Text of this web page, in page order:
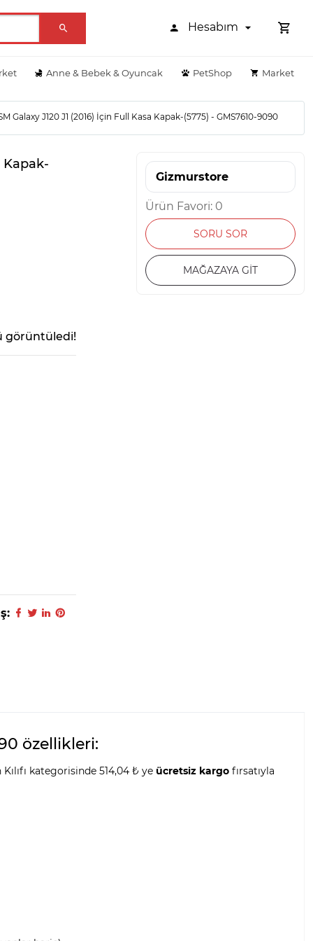
Hesabım
Anne & Bebek & Oyuncak PetShop Market
Galaxy J120 J1 (2016) İçin Full Kasa Kapak-(5775) - GMS7610-9090
Kapak-
Gizmurstore
Ürün Favori: 0
SORU SOR
MAĞAZAYA GİT
görüntüledi!
özellikleri:
kategorisinde 514,04 ₺ ye ücretsiz kargo fırsatıyla